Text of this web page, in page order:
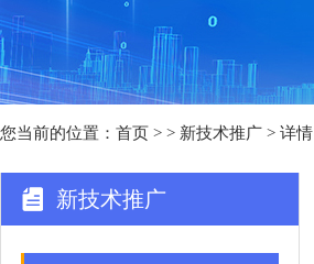
您当前的位置： 首页 > > 新技术推广 > 详情
新技术推广